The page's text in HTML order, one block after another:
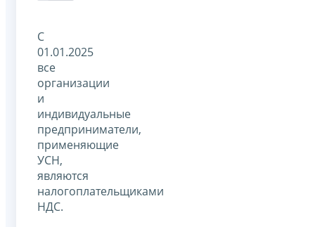
С
01.01.2025
все
организации
и
индивидуальные
предприниматели,
применяющие
УСН,
являются
налогоплательщиками
НДС.